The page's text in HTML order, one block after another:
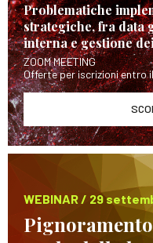
Problematiche
strategiche, fra data
interna e gestione
ZOOM MEETING
Offerte per iscrizioni entro
WEBINAR / 29